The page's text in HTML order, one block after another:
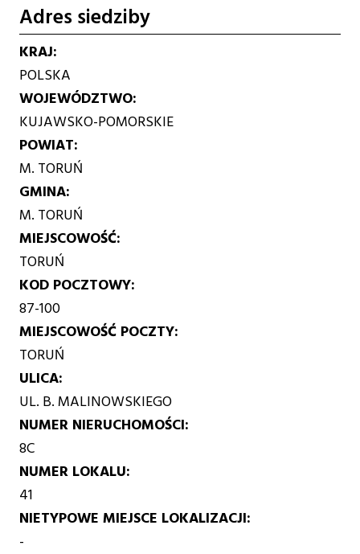
Adres siedziby
KRAJ
POLSKA
WOJEWÓDZTWO
KUJAWSKO-POMORSKIE
POWIAT
M. TORUŃ
GMINA
M. TORUŃ
MIEJSCOWOŚĆ
TORUŃ
KOD POCZTOWY
87-100
MIEJSCOWOŚĆ POCZTY
TORUŃ
ULICA
UL. B. MALINOWSKIEGO
NUMER NIERUCHOMOŚCI
8C
NUMER LOKALU
41
NIETYPOWE MIEJSCE LOKALIZACJI
-